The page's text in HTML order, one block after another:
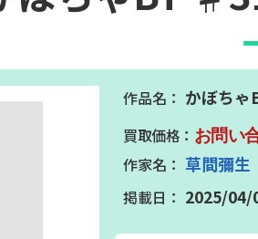
かぼち
お問い
草間彌生
2025/04/